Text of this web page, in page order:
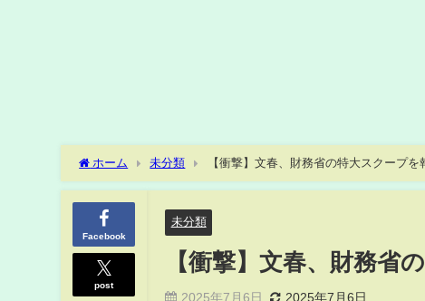
ホーム 未分類 【衝撃】文春、財務省の特大スクープを
Facebook
post
未分類
【衝撃】文春、財務省
2025年7月6日 2025年7月6日